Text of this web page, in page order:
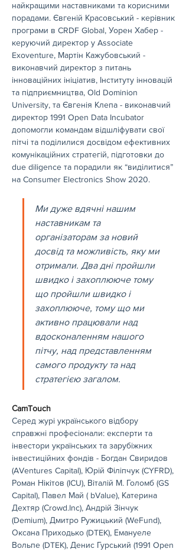
найкращими наставниками та корисними
порадами. Євгеній Красовський - керівник
програми в CRDF Global, Уорен Хабер -
керуючий директор у Associate
Exoventure, Мартін Кажубовський -
виконавчий директор з питань
інноваційних ініціатив, Інституту інновацій
та підприємництва, Old Dominion
University, та Євгенія Клепа - виконавчий
директор 1991 Open Data Incubator
допомогли командам відшліфувати свої
пітчі та поділилися досвідом ефективних
комунікаційних стратегій, підготовки до
due diligence та порадили як “виділитися”
на Consumer Electronics Show 2020.
Ми дуже вдячні нашим
наставникам та
організаторам за новий
досвід та можливість, яку ми
отримали. Два дні пройшли
швидко і захоплююче тому
що пройшли швидко і
захоплююче, тому що ми
активно працювали над
вдосконаленням нашого
пітчу, над представленням
самого продукту та над
стратегією загалом.
СamTouch
Серед журі українського відбору
справжні професіонали: експерти та
інвестори українських та зарубіжних
інвестиційних фондів - Богдан Свиридов
(AVentures Capital), Юрій Філіпчук (CYFRD),
Роман Нікітов (ICU), Віталій М. Голомб (GS
Capital), Павел Май ( bValue), Катерина
Дехтяр (Сrowd.Inc), Андрій Зінчук
(Demium), Дмитро Ружицький (WeFund),
Оксана Приходько (DTEK), Емануеле
Вольпе (DTEK), Денис Гурський (1991 Open